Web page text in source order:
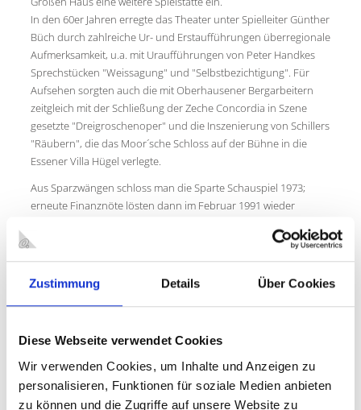
Zustimmung Details Über Cookies
Diese Webseite verwendet Cookies
Wir verwenden Cookies, um Inhalte und Anzeigen zu
personalisieren, Funktionen für soziale Medien anbieten
zu können und die Zugriffe auf unsere Website zu
In den 60er Jahren erregte das Theater unter Spielleiter Günther
Büch durch zahlreiche Ur- und Erstaufführungen überregionale
Aufmerksamkeit, u.a. mit Uraufführungen von Peter Handkes
Sprechstücken "Weissagung" und "Selbstbezichtigung". Für
Aufsehen sorgten auch die mit Oberhausener Bergarbeitern
zeitgleich mit der Schließung der Zeche Concordia in Szene
gesetzte "Dreigroschenoper" und die Inszenierung von Schillers
"Räubern", die das Moor´sche Schloss auf der Bühne in die
Essener Villa Hügel verlegte.
Aus Sparzwängen schloss man die Sparte Schauspiel 1973;
erneute Finanznöte lösten dann im Februar 1991 wieder
Folge, dass das Musiktheater seinen Betrieb einstellen musste.
1992 etablierte der Intendant Klaus Weise mit seinem Team ein
neues Sprechtheater für die Region: das Schauspiel
Oberhausen. Integriert wurde das "Theater im Pott", kurz TiP,
das in Oberhausen bereits eine langjährige Tradition als Kinder-
Oberhausen. Er und sein Team begreifen das Theater als
magischen Ort sowohl für die Zuschauer als auch für die